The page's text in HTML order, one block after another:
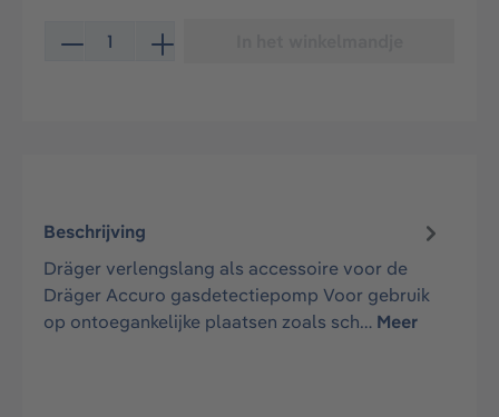
Producthoeveelheid: Voer de gewenste
Beschrijving
Dräger verlengslang als accessoire voor de
Dräger Accuro gasdetectiepomp Voor gebruik
op ontoegankelijke plaatsen zoals sch… Meer